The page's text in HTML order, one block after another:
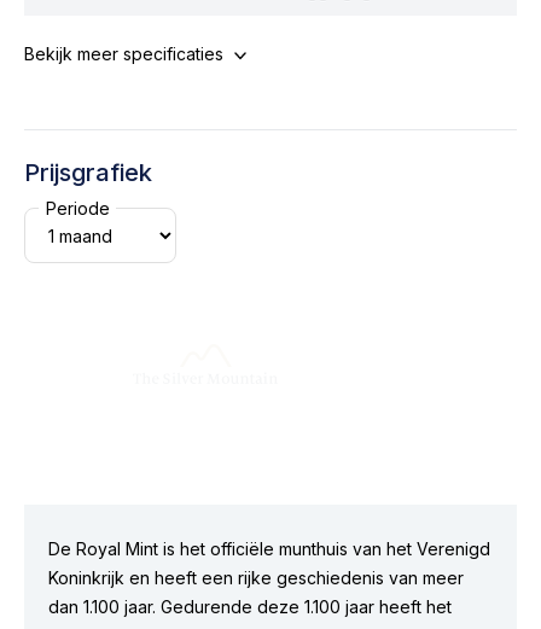
Bekijk meer specificaties
Prijsgrafiek
Periode
De Royal Mint is het officiële munthuis van het Verenigd
Koninkrijk en heeft een rijke geschiedenis van meer
dan 1.100 jaar. Gedurende deze 1.100 jaar heeft het